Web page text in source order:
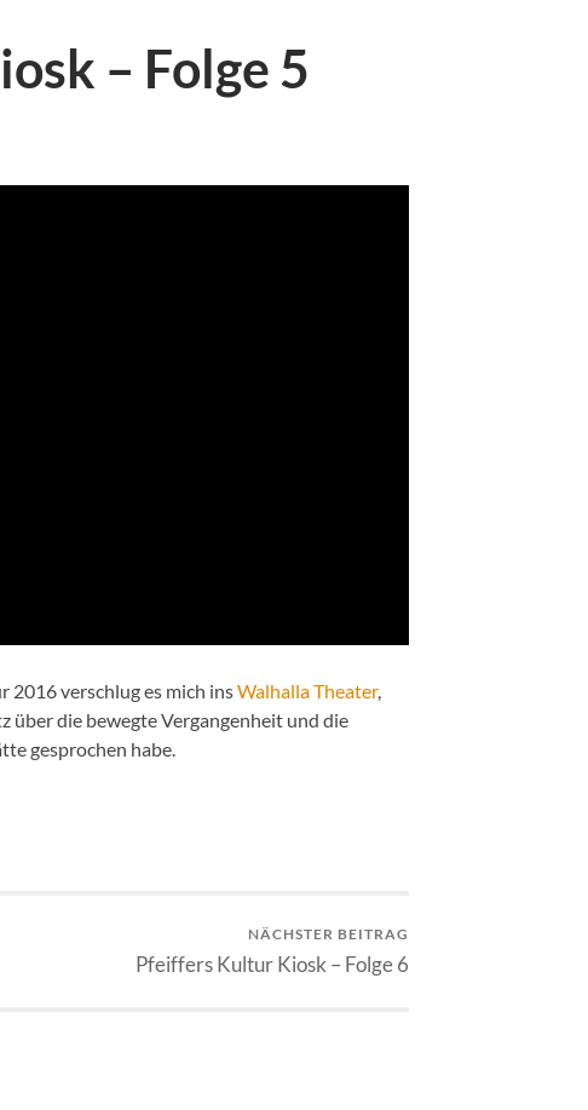
– Folge 5
2016 verschlug es mich insWalhalla Theater,
über die bewegte Vergangenheit und die
gesprochen habe.
NÄCHSTER BEITRAG
Pfeiffers Kultur Kiosk – Folge 6